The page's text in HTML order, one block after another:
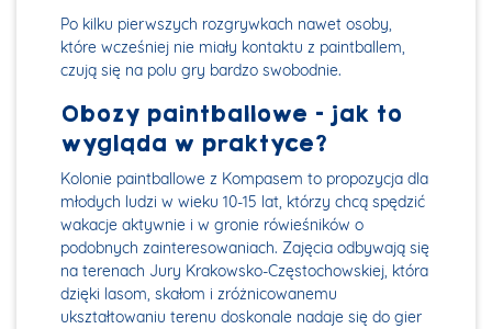
Po kilku pierwszych rozgrywkach nawet osoby,
które wcześniej nie miały kontaktu z paintballem,
czują się na polu gry bardzo swobodnie.
Obozy paintballowe - jak to
wygląda w praktyce?
Kolonie paintballowe z Kompasem to propozycja dla
młodych ludzi w wieku 10-15 lat, którzy chcą spędzić
wakacje aktywnie i w gronie rówieśników o
podobnych zainteresowaniach. Zajęcia odbywają się
na terenach Jury Krakowsko-Częstochowskiej, która
dzięki lasom, skałom i zróżnicowanemu
ukształtowaniu terenu doskonale nadaje się do gier